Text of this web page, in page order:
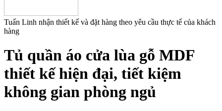
Tuấn Linh nhận thiết kế và đặt hàng theo yêu cầu thực tế của khách
hàng
Tủ quần áo cửa lùa gỗ MDF
thiết kế hiện đại, tiết kiệm
không gian phòng ngủ